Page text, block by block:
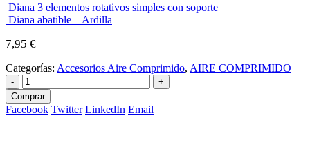
Diana 3 elementos rotativos simples con soporte
Diana abatible – Ardilla
7,95 €
Categorías: Accesorios Aire Comprimido, AIRE COMPRIMIDO
-
+
Comprar
Facebook Twitter LinkedIn Email